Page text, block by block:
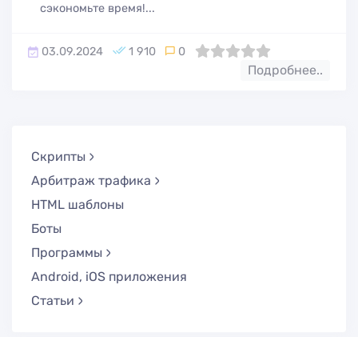
сэкономьте время!...
03.09.2024 1 910 0 0
1 2 3 4 5
Подробнее..
Скрипты
Арбитраж трафика
HTML шаблоны
Боты
Программы
Android, iOS приложения
Статьи